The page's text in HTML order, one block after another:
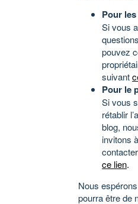
Pour
Si vous
pouvez
suivant
Pour le
Si vous
rétablir
blog,
invitons
ce lien.
Nous
pourra être de